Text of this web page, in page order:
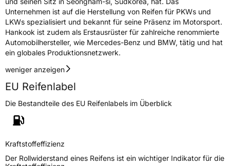
Unternehmen ist auf die Herstellung von Reifen für PKWs und
LKWs spezialisiert und bekannt für seine Präsenz im Motorsport.
Hankook ist zudem als Erstausrüster für zahlreiche renommierte
Automobilhersteller, wie Mercedes-Benz und BMW, tätig und hat
ein globales Produktionsnetzwerk.
weniger anzeigen
EU Reifenlabel
Die Bestandteile des EU Reifenlabels im Überblick
Kraftstoffeffizienz
Der Rollwiderstand eines Reifens ist ein wichtiger Indikator für die